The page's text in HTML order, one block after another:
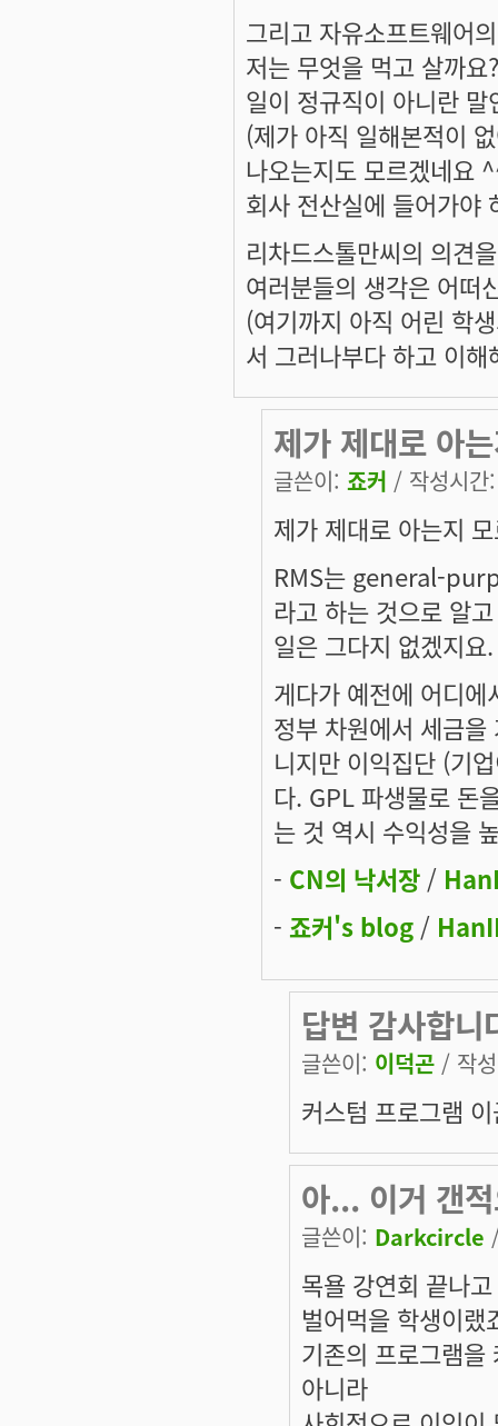
그리고 자유소프트웨어
저는 무엇을 먹고 살까요
일이 정규직이 아니란 말
(제가 아직 일해본적이
나오는지도 모르겠네요
회사 전산실에 들어가야
리차드스톨만씨의 의견
여러분들의 생각은 어떠
(여기까지 아직 어린 학
서 그러나부다 하고 이
제가 제대로 아
글쓴이: 죠커 / 작성시
제가 제대로 아는지
RMS는 general-
라고 하는 것으로 알
일은 그다지 없겠지요.
게다가 예전에 어디
정부 차원에서 세금
니지만 이익집단 (기
다. GPL 파생물로 돈
는 것 역시 수익성을
- CN의 낙서장 /
- 죠커's blog /
답변 감사합
글쓴이: 이덕곤 / 작
커스텀 프로그램
아... 이거 갠
글쓴이: Darkcircle
목욜 강연회 끝나
벌어먹을 학생이
기존의 프로그램을
아니라